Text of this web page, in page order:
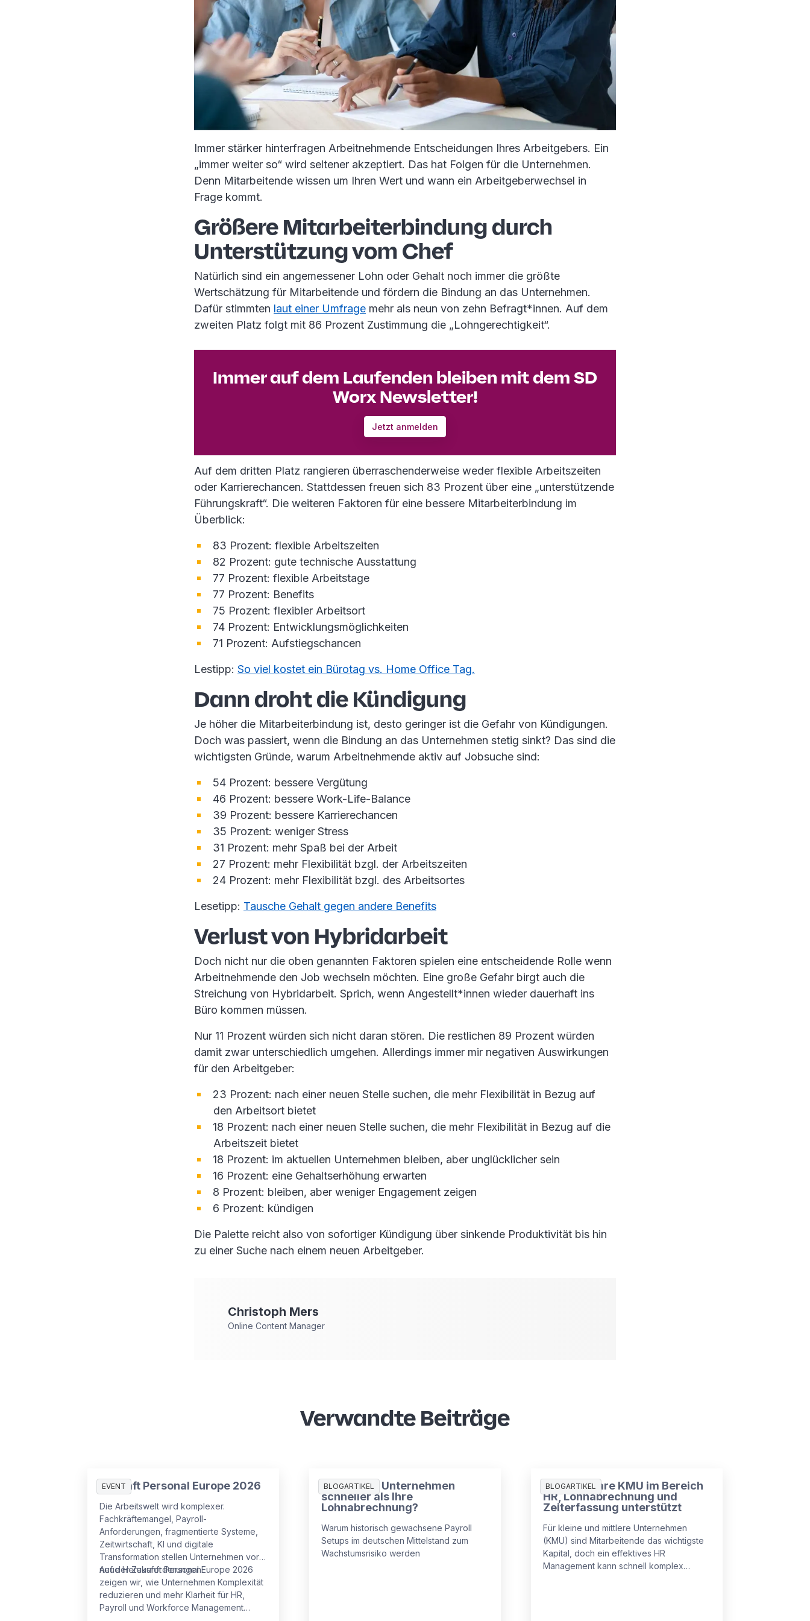
Immer stärker hinterfragen Arbeitnehmende Entscheidungen Ihres Arbeitgebers. Ein
„immer weiter so“ wird seltener akzeptiert. Das hat Folgen für die Unternehmen.
Denn Mitarbeitende wissen um Ihren Wert und wann ein Arbeitgeberwechsel in
Frage kommt.
Größere Mitarbeiterbindung durch
Unterstützung vom Chef
Natürlich sind ein angemessener Lohn oder Gehalt noch immer die größte
Wertschätzung für Mitarbeitende und fördern die Bindung an das Unternehmen.
Dafür stimmten laut einer Umfrage mehr als neun von zehn Befragt*innen. Auf dem
zweiten Platz folgt mit 86 Prozent Zustimmung die „Lohngerechtigkeit“.
Immer auf dem Laufenden bleiben mit dem SD
Worx Newsletter!
Jetzt anmelden
Auf dem dritten Platz rangieren überraschenderweise weder flexible Arbeitszeiten
oder Karrierechancen. Stattdessen freuen sich 83 Prozent über eine „unterstützende
Führungskraft“. Die weiteren Faktoren für eine bessere Mitarbeiterbindung im
Überblick:
83 Prozent: flexible Arbeitszeiten
82 Prozent: gute technische Ausstattung
77 Prozent: flexible Arbeitstage
77 Prozent: Benefits
75 Prozent: flexibler Arbeitsort
74 Prozent: Entwicklungsmöglichkeiten
71 Prozent: Aufstiegschancen
Lestipp: So viel kostet ein Bürotag vs. Home Office Tag.
Dann droht die Kündigung
Je höher die Mitarbeiterbindung ist, desto geringer ist die Gefahr von Kündigungen.
Doch was passiert, wenn die Bindung an das Unternehmen stetig sinkt? Das sind die
wichtigsten Gründe, warum Arbeitnehmende aktiv auf Jobsuche sind:
54 Prozent: bessere Vergütung
46 Prozent: bessere Work-Life-Balance
39 Prozent: bessere Karrierechancen
35 Prozent: weniger Stress
31 Prozent: mehr Spaß bei der Arbeit
27 Prozent: mehr Flexibilität bzgl. der Arbeitszeiten
24 Prozent: mehr Flexibilität bzgl. des Arbeitsortes
Lesetipp: Tausche Gehalt gegen andere Benefits
Verlust von Hybridarbeit
Doch nicht nur die oben genannten Faktoren spielen eine entscheidende Rolle wenn
Arbeitnehmende den Job wechseln möchten. Eine große Gefahr birgt auch die
Streichung von Hybridarbeit. Sprich, wenn Angestellt*innen wieder dauerhaft ins
Büro kommen müssen.
Nur 11 Prozent würden sich nicht daran stören. Die restlichen 89 Prozent würden
damit zwar unterschiedlich umgehen. Allerdings immer mir negativen Auswirkungen
für den Arbeitgeber:
23 Prozent: nach einer neuen Stelle suchen, die mehr Flexibilität in Bezug auf
den Arbeitsort bietet
18 Prozent: nach einer neuen Stelle suchen, die mehr Flexibilität in Bezug auf die
Arbeitszeit bietet
18 Prozent: im aktuellen Unternehmen bleiben, aber unglücklicher sein
16 Prozent: eine Gehaltserhöhung erwarten
8 Prozent: bleiben, aber weniger Engagement zeigen
6 Prozent: kündigen
Die Palette reicht also von sofortiger Kündigung über sinkende Produktivität bis hin
zu einer Suche nach einem neuen Arbeitgeber.
Christoph Mers
Online Content Manager
Verwandte Beiträge
EVENT
Zukunft Personal Europe 2026
Die Arbeitswelt wird komplexer.
Fachkräftemangel, Payroll-
Anforderungen, fragmentierte Systeme,
Zeitwirtschaft, KI und digitale
Transformation stellen Unternehmen vor
neue Herausforderungen.
Auf der Zukunft Personal Europe 2026
zeigen wir, wie Unternehmen Komplexität
reduzieren und mehr Klarheit für HR,
Payroll und Workforce Management
BLOGARTIKEL
Wächst Ihr Unternehmen
schneller als Ihre
Lohnabrechnung?
Warum historisch gewachsene Payroll
Setups im deutschen Mittelstand zum
Wachstumsrisiko werden
BLOGARTIKEL
Wie Software KMU im Bereich
HR, Lohnabrechnung und
Zeiterfassung unterstützt
Für kleine und mittlere Unternehmen
(KMU) sind Mitarbeitende das wichtigste
Kapital, doch ein effektives HR
Management kann schnell komplex